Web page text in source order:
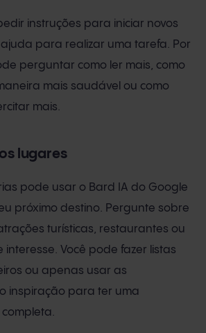
instruções para iniciar novos
para realizar uma tarefa. Por
perguntar como ler mais, como
mais saudável ou como
mais.
lugares
pode usar o Bard IA do Google
próximo destino. Pergunte sobre
turísticas, restaurantes ou
Você pode fazer listas
ou apenas usar as
inspiração para ter uma